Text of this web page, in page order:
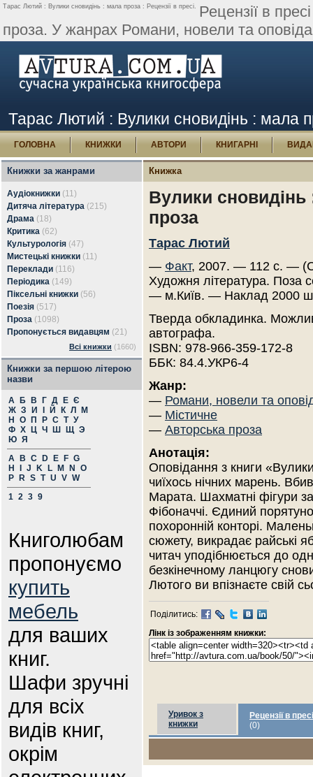
Тарас Лютий : Вулики сновидінь : мала проза : Рецензії в пресі. Рецензії в
проза. У жанрах Романи, новели та
Тарас Лютий : Вулики сновидінь : мала
ГОЛОВНА КНИЖКИ АВТОРИ КНИГАРНІ
Книжки за жанрами
Аудіокнижки (11)
Дитяча література (215)
Драма (18)
Критика (62)
Культурологія (47)
Мистецькі книжки (11)
Переклади (116)
Періодика (149)
Піксельні книжки (56)
Поезія (517)
Проза (1098)
Пропонується видавцям (21)
Всі книжки (1660)
Книжки за першою літерою
назви
А Б В Г Д Е Є
Ж З И Й К Л
М
Н
О П Р С Т У
Ф Х Ц Ч Ш Щ Э
Ю Я
A
B C D E F G
H
J K L M N
O
P
R S T U V W
1 2 3 9
Книголюбам
пропонуємо
купить
мебель
для ваших
книг.
Шафи зручні
для всіх
видів книг,
окрім
Книжка
Вулики
проза
Тарас Лютий
— Факт, 2007. — 112 с. —
Художня література. Поза
— м.Київ. — Наклад 2000
Тверда обкладинка.
автографа.
ISBN: 978-966-359-172-8
ББК: 84.4.УКР6-4
Жанр:
— Романи, новели та
— Містичне
— Авторська проза
Анотація:
Оповідання з книги
чиїхось нічних марень.
Марата. Шахматні фігури
Фібоначчі. Єдиний
похоронній конторі.
сюжету, викрадає райські
читач уподібнюється до
безкінечному ланцюгу
Лютого ви впізнаєте свій
Поділитись:
Лінк із зображенням книжки:
Уривок з
книжки
Рецензії в пресі
(0)